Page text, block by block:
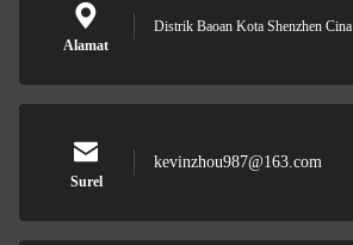
Alamat
Distrik Baoan Kota Shenzhen Cina
Surel
kevinzhou987@163.com